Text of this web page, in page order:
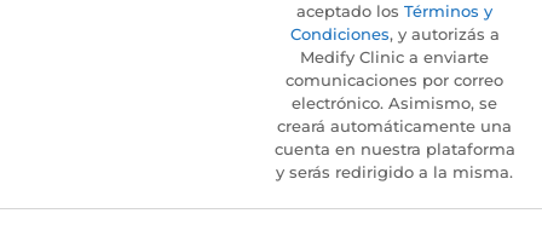
aceptado los Términos y
Condiciones, y autorizás a
Medify Clinic a enviarte
comunicaciones por correo
electrónico. Asimismo, se
creará automáticamente una
cuenta en nuestra plataforma
y serás redirigido a la misma.